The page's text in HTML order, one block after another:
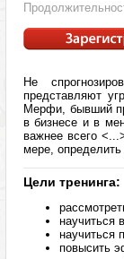
Не
представляют
Мерфи, бывший
в бизнесе и в
важнее всего
мере, определить
Цели тренинга:
научиться
научиться
повысить